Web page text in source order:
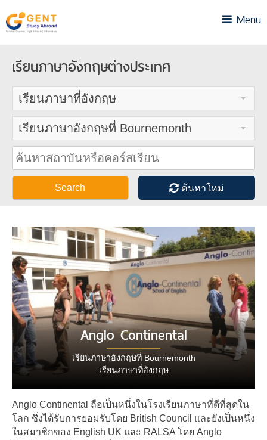
to
content
Menu
เรียนภาษาอังกฤษต่างประเทศ
เรียนภาษาที่อังกฤษ
เรียนภาษาอังกฤษที่ Bournemonth
Search ค้นหาใหม่
Anglo Continental
เรียนภาษาอังกฤษที่ Bournemonth
เรียนภาษาที่อังกฤษ
Anglo Continental ถือเป็นหนึ่งในโรงเรียนภาษาที่ดีที่สุดใน
โลก ซึ่งได้รับการยอมรับโดย British Council และยังเป็นหนึ่ง
ในสมาชิกของ English UK และ RALSA โดย Anglo